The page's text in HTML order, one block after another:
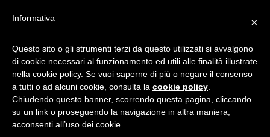
A TAVOLA LA BELLA
INCONTRA LA BESTIA
×
Informativa
Questo sito o gli strumenti terzi da questo utilizzati si avvalgono
di cookie necessari al funzionamento ed utili alle finalità illustrate
nella cookie policy. Se vuoi saperne di più o negare il consenso
a tutti o ad alcuni cookie, consulta la cookie policy
Chiudendo questo banner, scorrendo questa pagina, cliccando
su un link o proseguendo la navigazione in altra maniera,
acconsenti all’uso dei cookie.